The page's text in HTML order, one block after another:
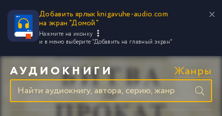
Добавить ярлык knigavuhe-audio.com
на экран "Домой"
Нажмите на иконку
и в меню выберите "Добавить на главный экран"
АУДИОКНИГИ Жанры